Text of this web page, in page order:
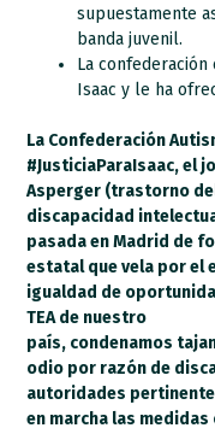
supuestamente
banda juvenil.
La
Isaac y le ha
La Confederación
#JusticiaParaIsaac, el
Asperger (trastorno
discapacidad
pasada en Madrid de
estatal que vela por el
igualdad de
TEA de nuestro
país, condenamos
odio por razón de
autoridades
en marcha las